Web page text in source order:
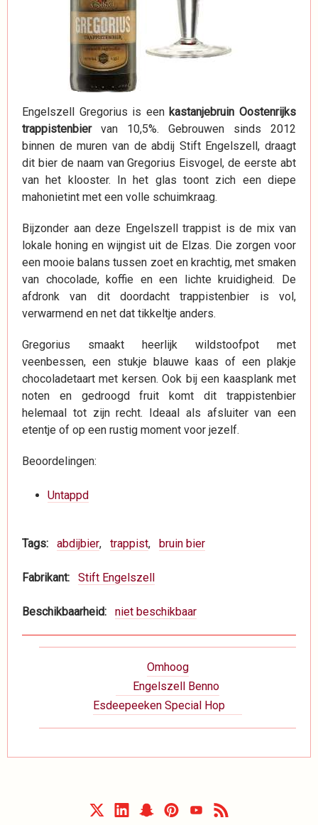
Engelszell Gregorius is een kastanjebruin Oostenrijks
trappistenbiervan 10,5%. Gebrouwen sinds 2012
binnen de muren van de abdij Stift Engelszell, draagt
dit bier de naam van Gregorius Eisvogel, de eerste abt
van het klooster. In het glas toont zich een diepe
mahonietint met een volle schuimkraag.
Bijzonder aan deze Engelszell trappist is de mix van
lokale honing en wijngist uit de Elzas. Die zorgen voor
een mooie balans tussen zoet en krachtig, met smaken
van chocolade, koffie en een lichte kruidigheid. De
afdronk van dit doordacht trappistenbier is vol,
verwarmend en net dat tikkeltje anders.
Gregorius smaakt heerlijk wildstoofpot met
veenbessen, een stukje blauwe kaas of een plakje
chocoladetaart met kersen. Ook bij een kaasplank met
noten en gedroogd fruit komt dit trappistenbier
helemaal tot zijn recht. Ideaal als afsluiter van een
etentje of op een rustig moment voor jezelf.
Beoordelingen:
Untappd
Tags abdijbier trappist bruin bier
Fabrikant Stift Engelszell
Beschikbaarheid niet beschikbaar
Dranken
Engelszell Benno
Omhoog
Esdeepeeken Special Hop